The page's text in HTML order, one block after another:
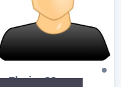
Florin, 66